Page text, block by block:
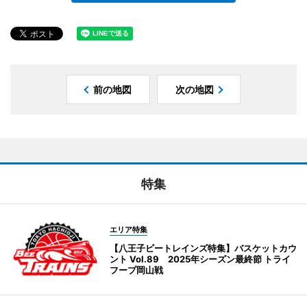
前の地図 次の地図
特集
エリア特集
【八王子ビートレインズ特集】バスケットカウ
ント Vol.89 2025年シーズン最終節 トライ
フープ岡山戦